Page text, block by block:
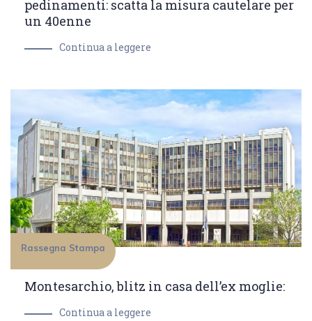
pedinamenti: scatta la misura cautelare per
un 40enne
Continua a leggere
Rassegna Stampa
Montesarchio, blitz in casa dell’ex moglie:
Continua a leggere